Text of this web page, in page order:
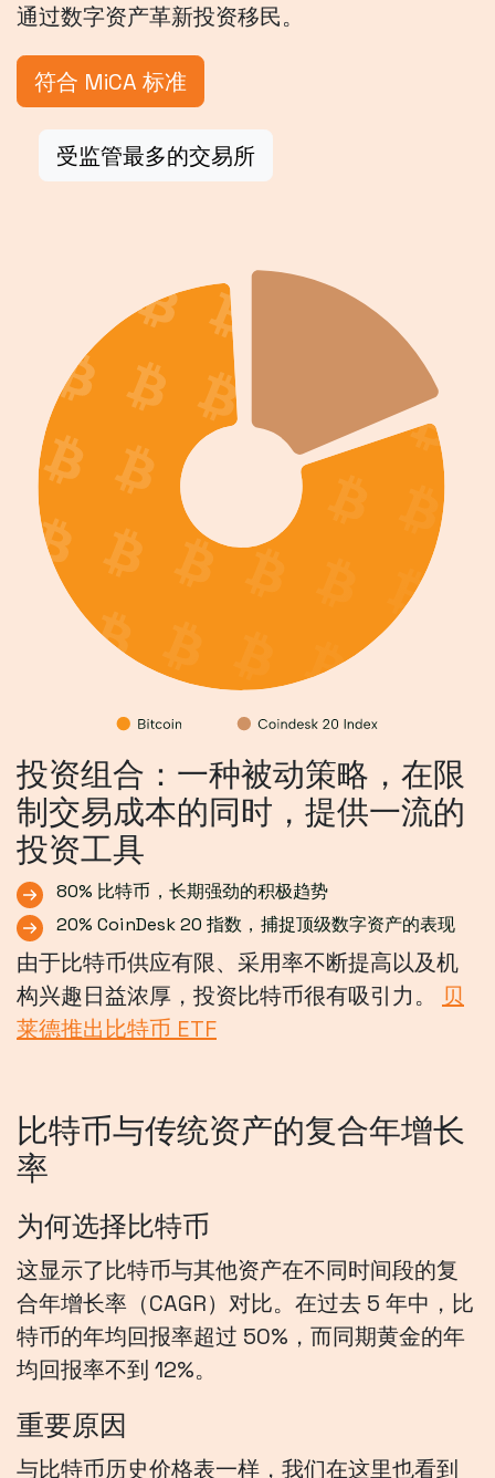
通过数字资产革新投资移民。
符合 MiCA 标准
受监管最多的交易所
投资组合：一种被动策略，在限
制交易成本的同时，提供一流的
投资工具
80% 比特币，长期强劲的积极趋势
20% CoinDesk 20 指数，捕捉顶级数字资产的表现
由于比特币供应有限、采用率不断提高以及机
构兴趣日益浓厚，投资比特币很有吸引力。
贝
莱德推出比特币 ETF
比特币与传统资产的复合年增长
率
为何选择比特币
这显示了比特币与其他资产在不同时间段的复
合年增长率（CAGR）对比。在过去 5 年中，比
特币的年均回报率超过 50%，而同期黄金的年
均回报率不到 12%。
重要原因
与比特币历史价格表一样，我们在这里也看到